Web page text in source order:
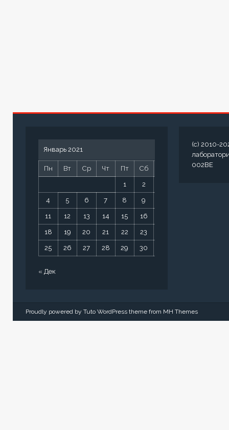
Январь 2021
Пн Вт Ср Чт Пт Сб
1 2
4 5 6 7 8 9
11 12 13 14 15 16
18 19 20 21 22 23
25 26 27 28 29 30
« Дек
(c) 2010-
002BE
Proudly powered by Tuto WordPress theme from MH Themes